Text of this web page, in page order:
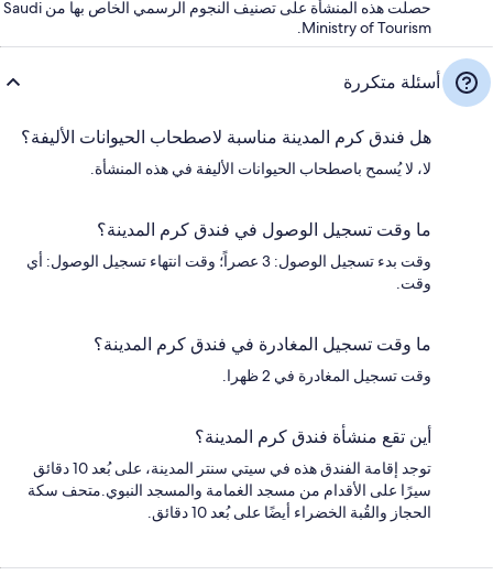
حصلت هذه المنشأة على تصنيف النجوم الرسمي الخاص بها من Saudi
Ministry of Tourism.
أسئلة متكررة
هل فندق كرم المدينة مناسبة لاصطحاب الحيوانات الأليفة؟
لا، لا يُسمح باصطحاب الحيوانات الأليفة في هذه المنشأة.
ما وقت تسجيل الوصول في فندق كرم المدينة؟
وقت بدء تسجيل الوصول: 3 عصراً؛ وقت انتهاء تسجيل الوصول: أي
وقت.
ما وقت تسجيل المغادرة في فندق كرم المدينة؟
وقت تسجيل المغادرة في 2 ظهرا.
أين تقع منشأة فندق كرم المدينة؟
توجد إقامة الفندق هذه في سيتي سنتر المدينة، على بُعد 10 دقائق
سيرًا على الأقدام من مسجد الغمامة والمسجد النبوي.متحف سكة
الحجاز والقُبة الخضراء أيضًا على بُعد 10 دقائق.